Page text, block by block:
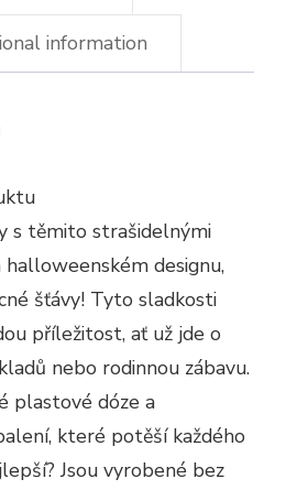
information
s těmito strašidelnými
designu,
šťávy! Tyto sladkosti
příležitost, ať už jde o
nebo rodinnou zábavu.
plastové dóze a
které potěší každého
Jsou vyrobené bez